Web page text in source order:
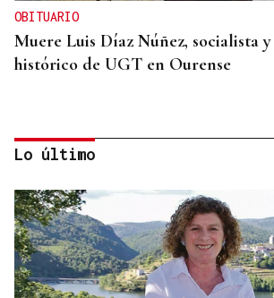
OBITUARIO
Muere Luis Díaz Núñez, socialista
histórico de UGT en Ourense
Lo último